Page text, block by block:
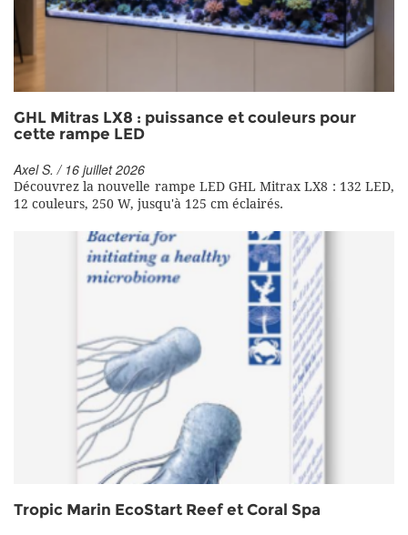
GHL Mitras LX8 : puissance et couleurs pour
cette rampe LED
Axel S. / 16 juillet 2026
Découvrez la nouvelle rampe LED GHL Mitrax LX8 : 132 LED,
12 couleurs, 250 W, jusqu'à 125 cm éclairés.
Tropic Marin EcoStart Reef et Coral Spa